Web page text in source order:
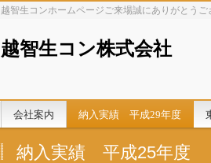
越智生コンホームページご来場誠にありがとうご
越智生コン株式会社
会社案内 納入実績 平成29年度
納入実績 平成25年度